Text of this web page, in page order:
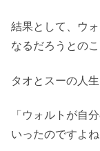
結果として、ウ
なるだろうとのこ
タオとスーの人
「ウォルトが自
いったのですよね